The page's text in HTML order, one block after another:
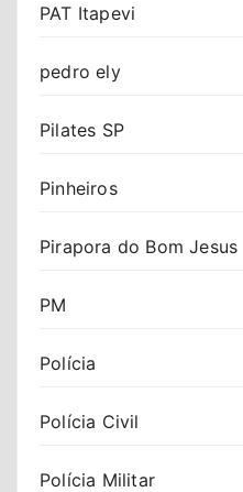
PAT Itapevi
pedro ely
Pilates SP
Pinheiros
Pirapora do Bom Jesus
PM
Polícia
Polícia Civil
Polícia Militar